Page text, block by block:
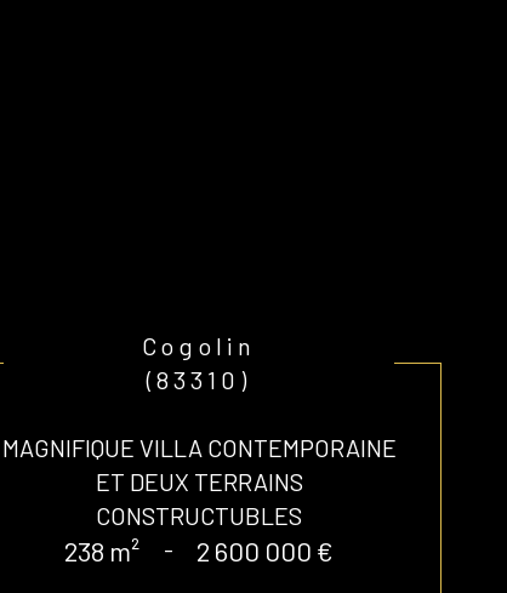
Cogolin
(83310)
MAGNIFIQUE VILLA CONTEMPORAINE
ET DEUX TERRAINS
CONSTRUCTUBLES
238 m² - 2 600 000 €